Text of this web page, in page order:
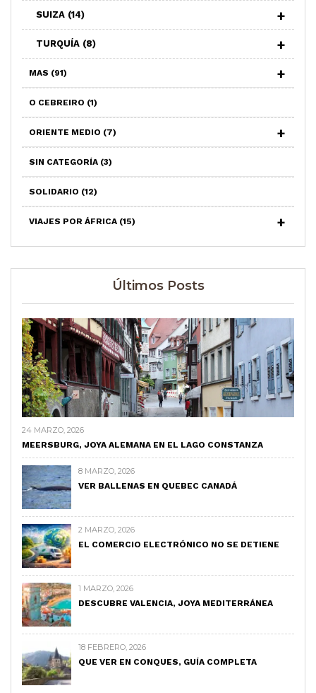
SUIZA (14)
TURQUÍA (8)
MAS (91)
O CEBREIRO (1)
ORIENTE MEDIO (7)
SIN CATEGORÍA (3)
SOLIDARIO (12)
VIAJES POR ÁFRICA (15)
Últimos Posts
24 MARZO, 2026
MEERSBURG, JOYA ALEMANA EN EL LAGO CONSTANZA
8 MARZO, 2026
VER BALLENAS EN QUEBEC CANADÁ
2 MARZO, 2026
EL COMERCIO ELECTRÓNICO NO SE DETIENE
1 MARZO, 2026
DESCUBRE VALENCIA, JOYA MEDITERRÁNEA
18 FEBRERO, 2026
QUE VER EN CONQUES, GUÍA COMPLETA